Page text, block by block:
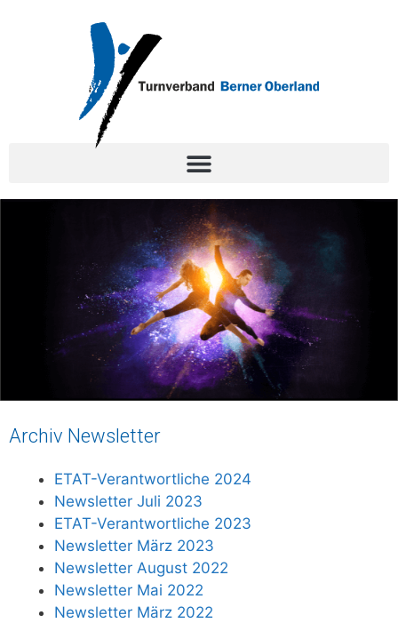
Archiv Newsletter
ETAT-Verantwortliche 2024
Newsletter Juli 2023
ETAT-Verantwortliche 2023
Newsletter März 2023
Newsletter August 2022
Newsletter Mai 2022
Newsletter März 2022